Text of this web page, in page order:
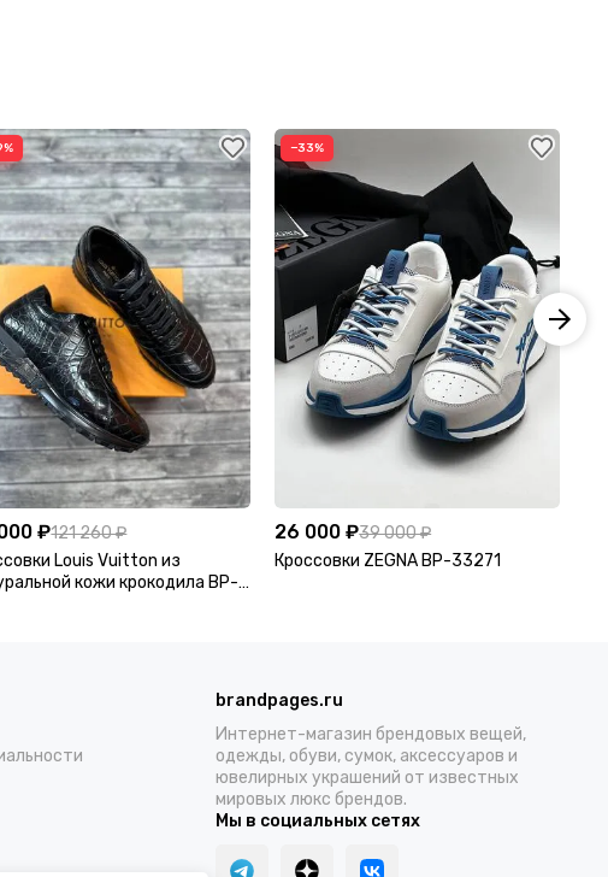
₽121 260 ₽
Louis Vuitton из
кожи крокодила BP-
−33%
26 000 ₽39 000 ₽
Кроссовки ZEGNA BP-33271
brandpages.ru
Интернет-магазин брендовых вещей,
одежды, обуви, сумок, аксессуаров и
ювелирных украшений от известных
мировых люкс брендов.
Мы в социальных сетях